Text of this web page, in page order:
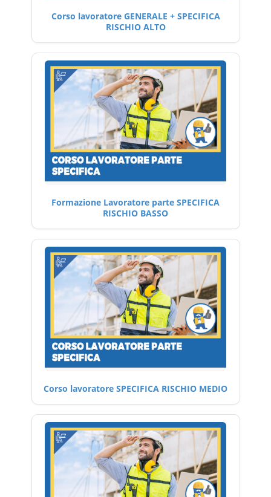
Corso lavoratore GENERALE + SPECIFICA
RISCHIO ALTO
Formazione Lavoratore parte SPECIFICA
RISCHIO BASSO
Corso lavoratore SPECIFICA RISCHIO MEDIO